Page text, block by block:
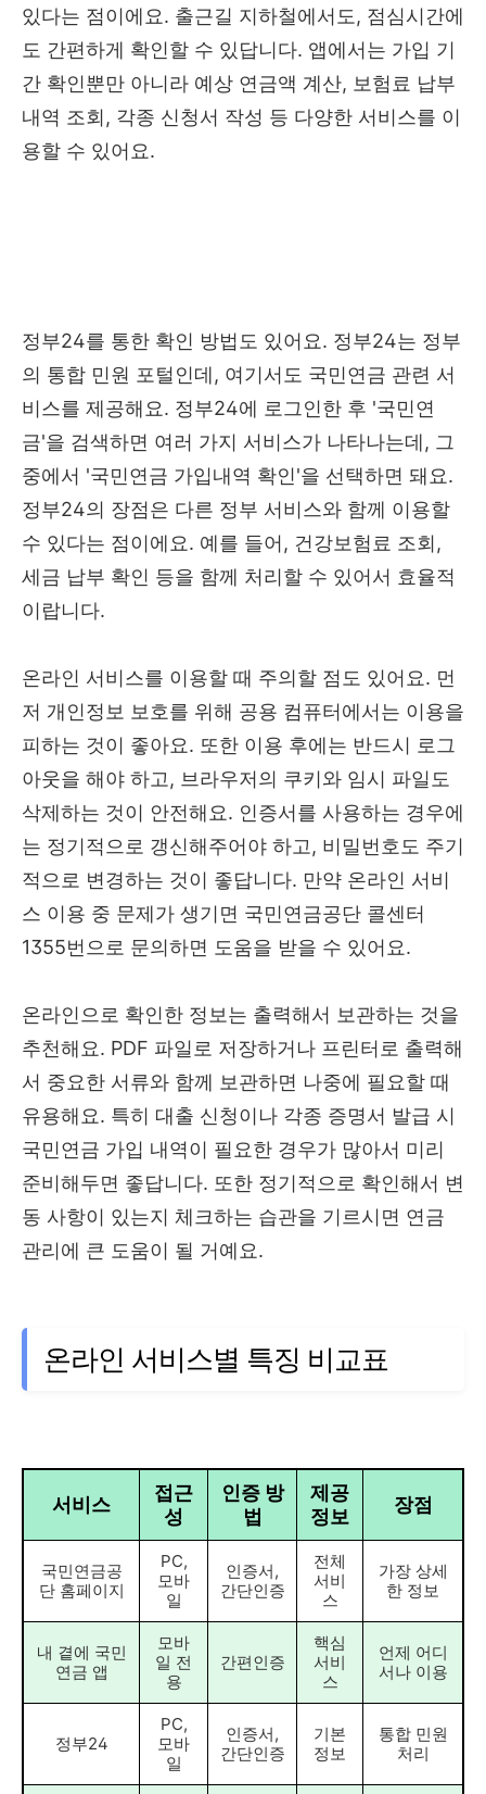
있다는 점이에요. 출근길 지하철에서도, 점심시간에
도 간편하게 확인할 수 있답니다. 앱에서는 가입 기
간 확인뿐만 아니라 예상 연금액 계산, 보험료 납부
내역 조회, 각종 신청서 작성 등 다양한 서비스를 이
용할 수 있어요.
정부24를 통한 확인 방법도 있어요. 정부24는 정부
의 통합 민원 포털인데, 여기서도 국민연금 관련 서
비스를 제공해요. 정부24에 로그인한 후 '국민연
금'을 검색하면 여러 가지 서비스가 나타나는데, 그
중에서 '국민연금 가입내역 확인'을 선택하면 돼요.
정부24의 장점은 다른 정부 서비스와 함께 이용할
수 있다는 점이에요. 예를 들어, 건강보험료 조회,
세금 납부 확인 등을 함께 처리할 수 있어서 효율적
이랍니다.
온라인 서비스를 이용할 때 주의할 점도 있어요. 먼
저 개인정보 보호를 위해 공용 컴퓨터에서는 이용을
피하는 것이 좋아요. 또한 이용 후에는 반드시 로그
아웃을 해야 하고, 브라우저의 쿠키와 임시 파일도
삭제하는 것이 안전해요. 인증서를 사용하는 경우에
는 정기적으로 갱신해주어야 하고, 비밀번호도 주기
적으로 변경하는 것이 좋답니다. 만약 온라인 서비
스 이용 중 문제가 생기면 국민연금공단 콜센터
1355번으로 문의하면 도움을 받을 수 있어요.
온라인으로 확인한 정보는 출력해서 보관하는 것을
추천해요. PDF 파일로 저장하거나 프린터로 출력해
서 중요한 서류와 함께 보관하면 나중에 필요할 때
유용해요. 특히 대출 신청이나 각종 증명서 발급 시
국민연금 가입 내역이 필요한 경우가 많아서 미리
준비해두면 좋답니다. 또한 정기적으로 확인해서 변
동 사항이 있는지 체크하는 습관을 기르시면 연금
관리에 큰 도움이 될 거예요.
온라인 서비스별 특징 비교표
서비스
접근
성
인증 방
법
제공
정보
장점
국민연금공
단 홈페이지
PC,
모바
일
인증서,
간단인증
전체
서비
스
가장 상세
한 정보
내 곁에 국민
연금 앱
모바
일 전
용
간편인증
핵심
서비
스
언제 어디
서나 이용
정부24
PC,
모바
일
인증서,
간단인증
기본
정보
통합 민원
처리